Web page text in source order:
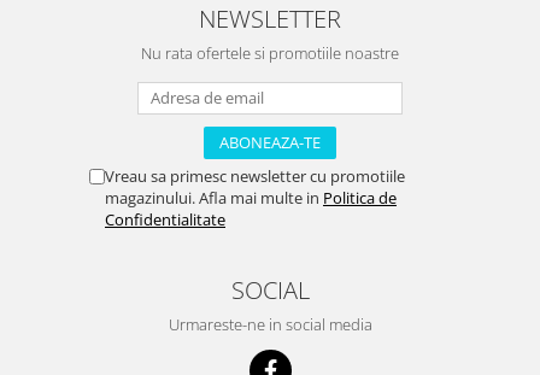
NEWSLETTER
Nu rata ofertele si promotiile noastre
Vreau sa primesc newsletter cu promotiile
magazinului. Afla mai multe in Politica de
Confidentialitate
SOCIAL
Urmareste-ne in social media